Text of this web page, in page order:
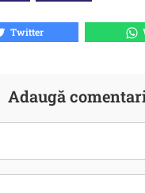
Twitter
Adaugă